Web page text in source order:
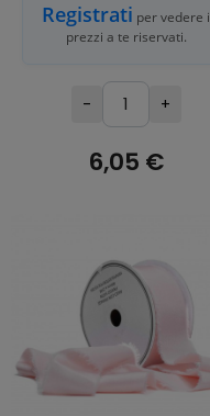
Registrati per vedere i
prezzi a te riservati.
- +
6,05 €